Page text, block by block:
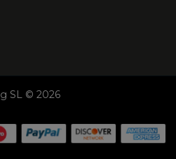
SL © 2026